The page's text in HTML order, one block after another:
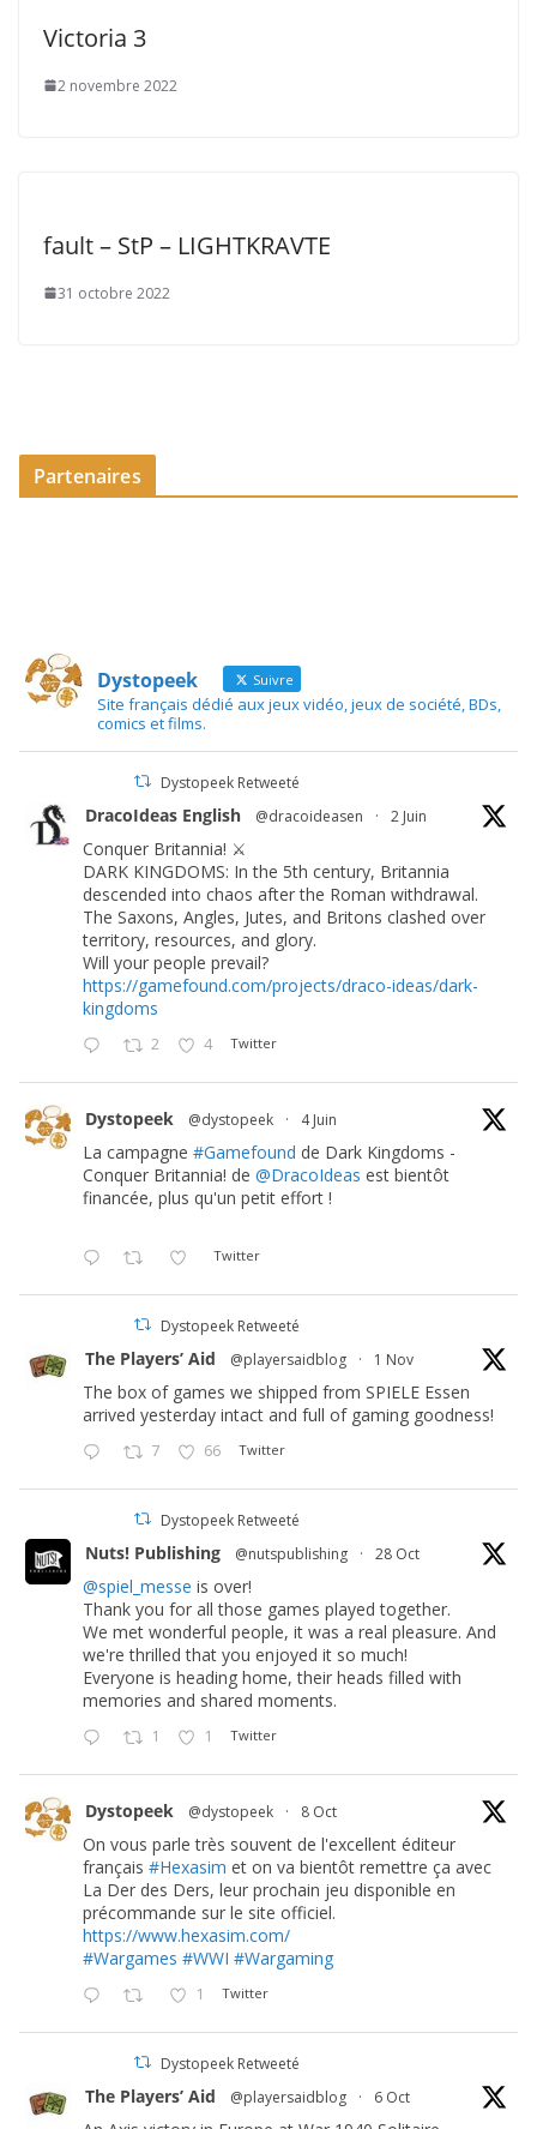
Victoria 3
2 novembre 2022
fault – StP – LIGHTKRAVTE
31 octobre 2022
Partenaires
Dystopeek Suivre
Site français dédié aux jeux vidéo, jeux de société, BDs,
comics et films.
Dystopeek Retweeté
DracoIdeas English @dracoideasen · 2 Juin
Conquer Britannia! ⚔️
DARK KINGDOMS: In the 5th century, Britannia
descended into chaos after the Roman withdrawal.
The Saxons, Angles, Jutes, and Britons clashed over
territory, resources, and glory.
Will your people prevail?
https://gamefound.com/projects/draco-ideas/dark-
kingdoms
2 4 Twitter
Dystopeek @dystopeek · 4 Juin
La campagne #Gamefound de Dark Kingdoms -
Conquer Britannia! de @DracoIdeas est bientôt
financée, plus qu'un petit effort !
Twitter
Dystopeek Retweeté
The Players’ Aid @playersaidblog · 1 Nov
The box of games we shipped from SPIELE Essen
arrived yesterday intact and full of gaming goodness!
7 66 Twitter
Dystopeek Retweeté
Nuts! Publishing @nutspublishing · 28 Oct
@spiel_messe is over!
Thank you for all those games played together.
We met wonderful people, it was a real pleasure. And
we're thrilled that you enjoyed it so much!
Everyone is heading home, their heads filled with
memories and shared moments.
1 1 Twitter
Dystopeek @dystopeek · 8 Oct
On vous parle très souvent de l'excellent éditeur
français #Hexasim et on va bientôt remettre ça avec
La Der des Ders, leur prochain jeu disponible en
précommande sur le site officiel.
https://www.hexasim.com/
#Wargames #WWI #Wargaming
1 Twitter
Dystopeek Retweeté
The Players’ Aid @playersaidblog · 6 Oct